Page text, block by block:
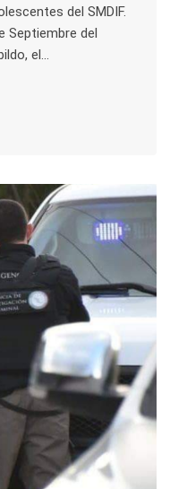
del SMDIF.
Septiembre del
el…